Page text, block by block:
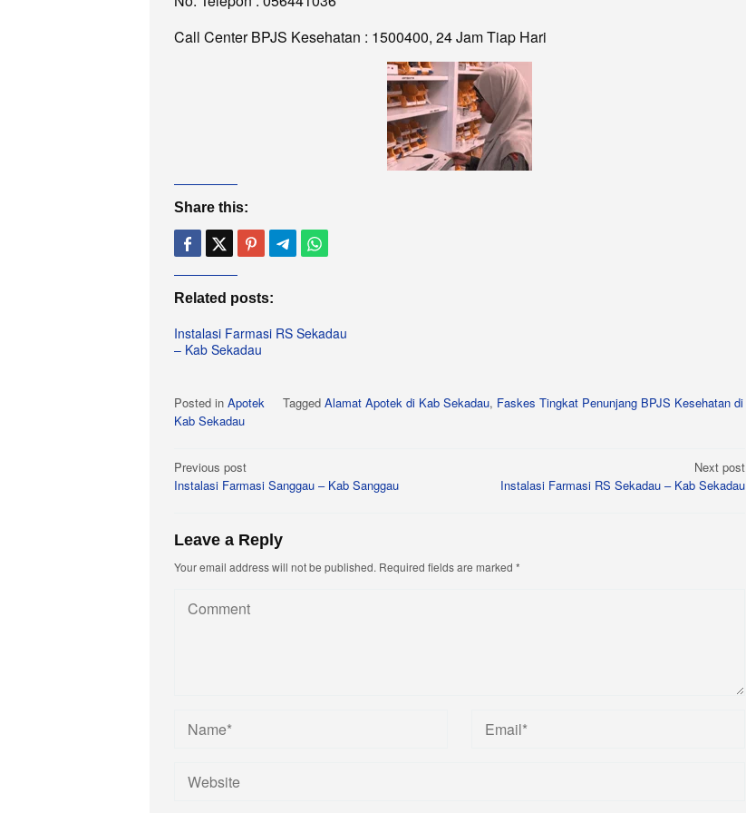
Call Center BPJS Kesehatan : 1500400, 24 Jam Tiap Hari
Share this:
Related posts:
Instalasi Farmasi RS Sekadau
– Kab Sekadau
Posted in Apotek Tagged Alamat Apotek di Kab Sekadau, Faskes Tingkat Penunjang BPJS Kesehatan di
Kab Sekadau
Post
navigation
Previous post
Instalasi Farmasi Sanggau – Kab Sanggau
Next post
Instalasi Farmasi RS Sekadau – Kab Sekadau
Leave a Reply
Your email address will not be published. Required fields are marked *